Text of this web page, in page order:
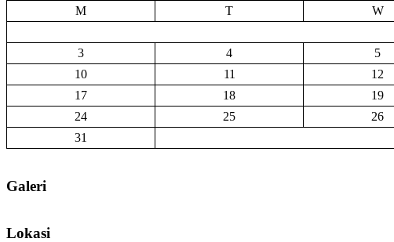
M
T W
3
4 5
10
11 12
17
18 19
24
25 26
31
Galeri
Lokasi